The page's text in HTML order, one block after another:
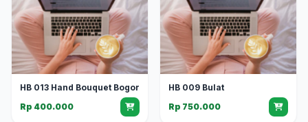
HB 013 Hand Bouquet Bogor
Rp 400.000
HB 009 Bulat
Rp 750.000